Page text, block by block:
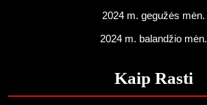
2024 m. gegužės mėn.
2024 m. balandžio mėn.
Kaip Rasti